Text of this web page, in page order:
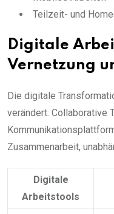
Teilzeit- und
Digitale
Vernetzung
Die digitale
verändert. Collaborative
Zusammenarbeit,
Digitale
Arbeitstools